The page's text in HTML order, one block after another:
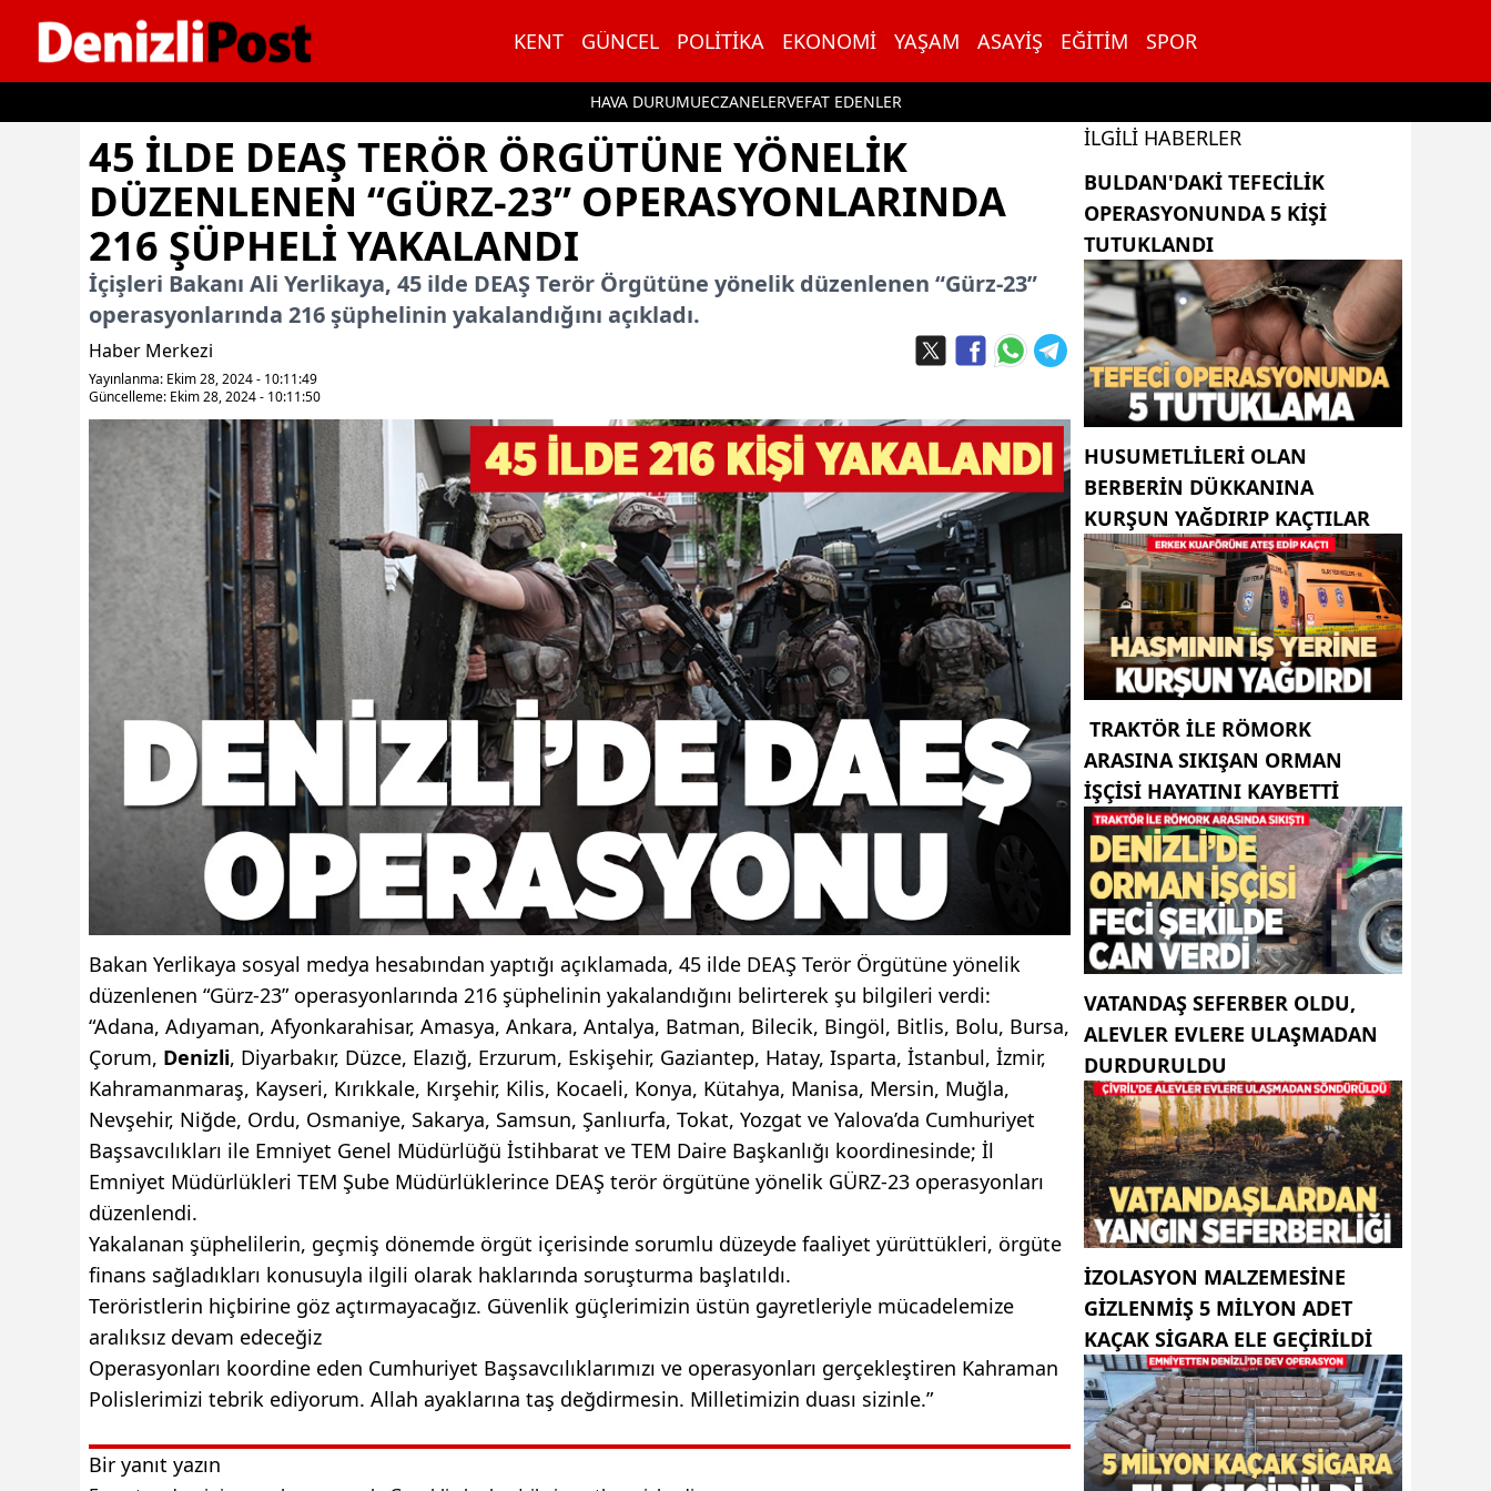
KENT GÜNCEL POLITIKA EKONOMI YAŞAM ASAYIŞ EĞITIM SPOR
HAVA DURUMUECZANELERVEFAT EDENLER
İçeriğe geç
45 ILDE DEAŞ TERÖR ÖRGÜTÜNE YÖNELIK
DÜZENLENEN “GÜRZ-23” OPERASYONLARINDA
216 ŞÜPHELI YAKALANDI
İçişleri Bakanı Ali Yerlikaya, 45 ilde DEAŞ Terör Örgütüne yönelik düzenlenen “Gürz-23”
operasyonlarında 216 şüphelinin yakalandığını açıkladı.
Haber Merkezi
Yayınlanma: Ekim 28, 2024 - 10:11:49
Güncelleme: Ekim 28, 2024 - 10:11:50
Bakan Yerlikaya sosyal medya hesabından yaptığı açıklamada, 45 ilde DEAŞ Terör Örgütüne yönelik
düzenlenen “Gürz-23” operasyonlarında 216 şüphelinin yakalandığını belirterek şu bilgileri verdi:
“Adana, Adıyaman, Afyonkarahisar, Amasya, Ankara, Antalya, Batman, Bilecik, Bingöl, Bitlis, Bolu, Bursa,
Çorum, Denizli, Diyarbakır, Düzce, Elazığ, Erzurum, Eskişehir, Gaziantep, Hatay, Isparta, İstanbul, İzmir,
Kahramanmaraş, Kayseri, Kırıkkale, Kırşehir, Kilis, Kocaeli, Konya, Kütahya, Manisa, Mersin, Muğla,
Nevşehir, Niğde, Ordu, Osmaniye, Sakarya, Samsun, Şanlıurfa, Tokat, Yozgat ve Yalova’da Cumhuriyet
Başsavcılıkları ile Emniyet Genel Müdürlüğü İstihbarat ve TEM Daire Başkanlığı koordinesinde; İl
Emniyet Müdürlükleri TEM Şube Müdürlüklerince DEAŞ terör örgütüne yönelik GÜRZ-23 operasyonları
düzenlendi.
Yakalanan şüphelilerin, geçmiş dönemde örgüt içerisinde sorumlu düzeyde faaliyet yürüttükleri, örgüte
finans sağladıkları konusuyla ilgili olarak haklarında soruşturma başlatıldı.
Teröristlerin hiçbirine göz açtırmayacağız. Güvenlik güçlerimizin üstün gayretleriyle mücadelemize
aralıksız devam edeceğiz
Operasyonları koordine eden Cumhuriyet Başsavcılıklarımızı ve operasyonları gerçekleştiren Kahraman
Polislerimizi tebrik ediyorum. Allah ayaklarına taş değdirmesin. Milletimizin duası sizinle.”
Bir yanıt yazın
İLGILI HABERLER
BULDAN'DAKI TEFECILIK
OPERASYONUNDA 5 KIŞI
TUTUKLANDI
HUSUMETLILERI OLAN
BERBERIN DÜKKANINA
KURŞUN YAĞDIRIP KAÇTILAR
TRAKTÖR ILE RÖMORK
ARASINA SIKIŞAN ORMAN
IŞÇISI HAYATINI KAYBETTI
VATANDAŞ SEFERBER OLDU,
ALEVLER EVLERE ULAŞMADAN
DURDURULDU
İZOLASYON MALZEMESINE
GIZLENMIŞ 5 MILYON ADET
KAÇAK SIGARA ELE GEÇIRILDI